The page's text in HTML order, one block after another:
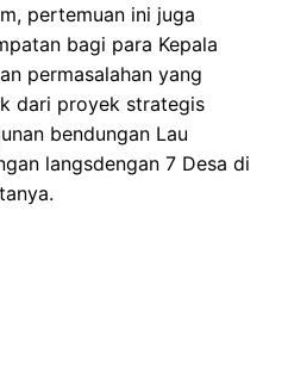
pertemuan ini juga
bagi para Kepala
permasalahan yang
dari proyek strategis
bendungan Lau
langsdengan 7 Desa di